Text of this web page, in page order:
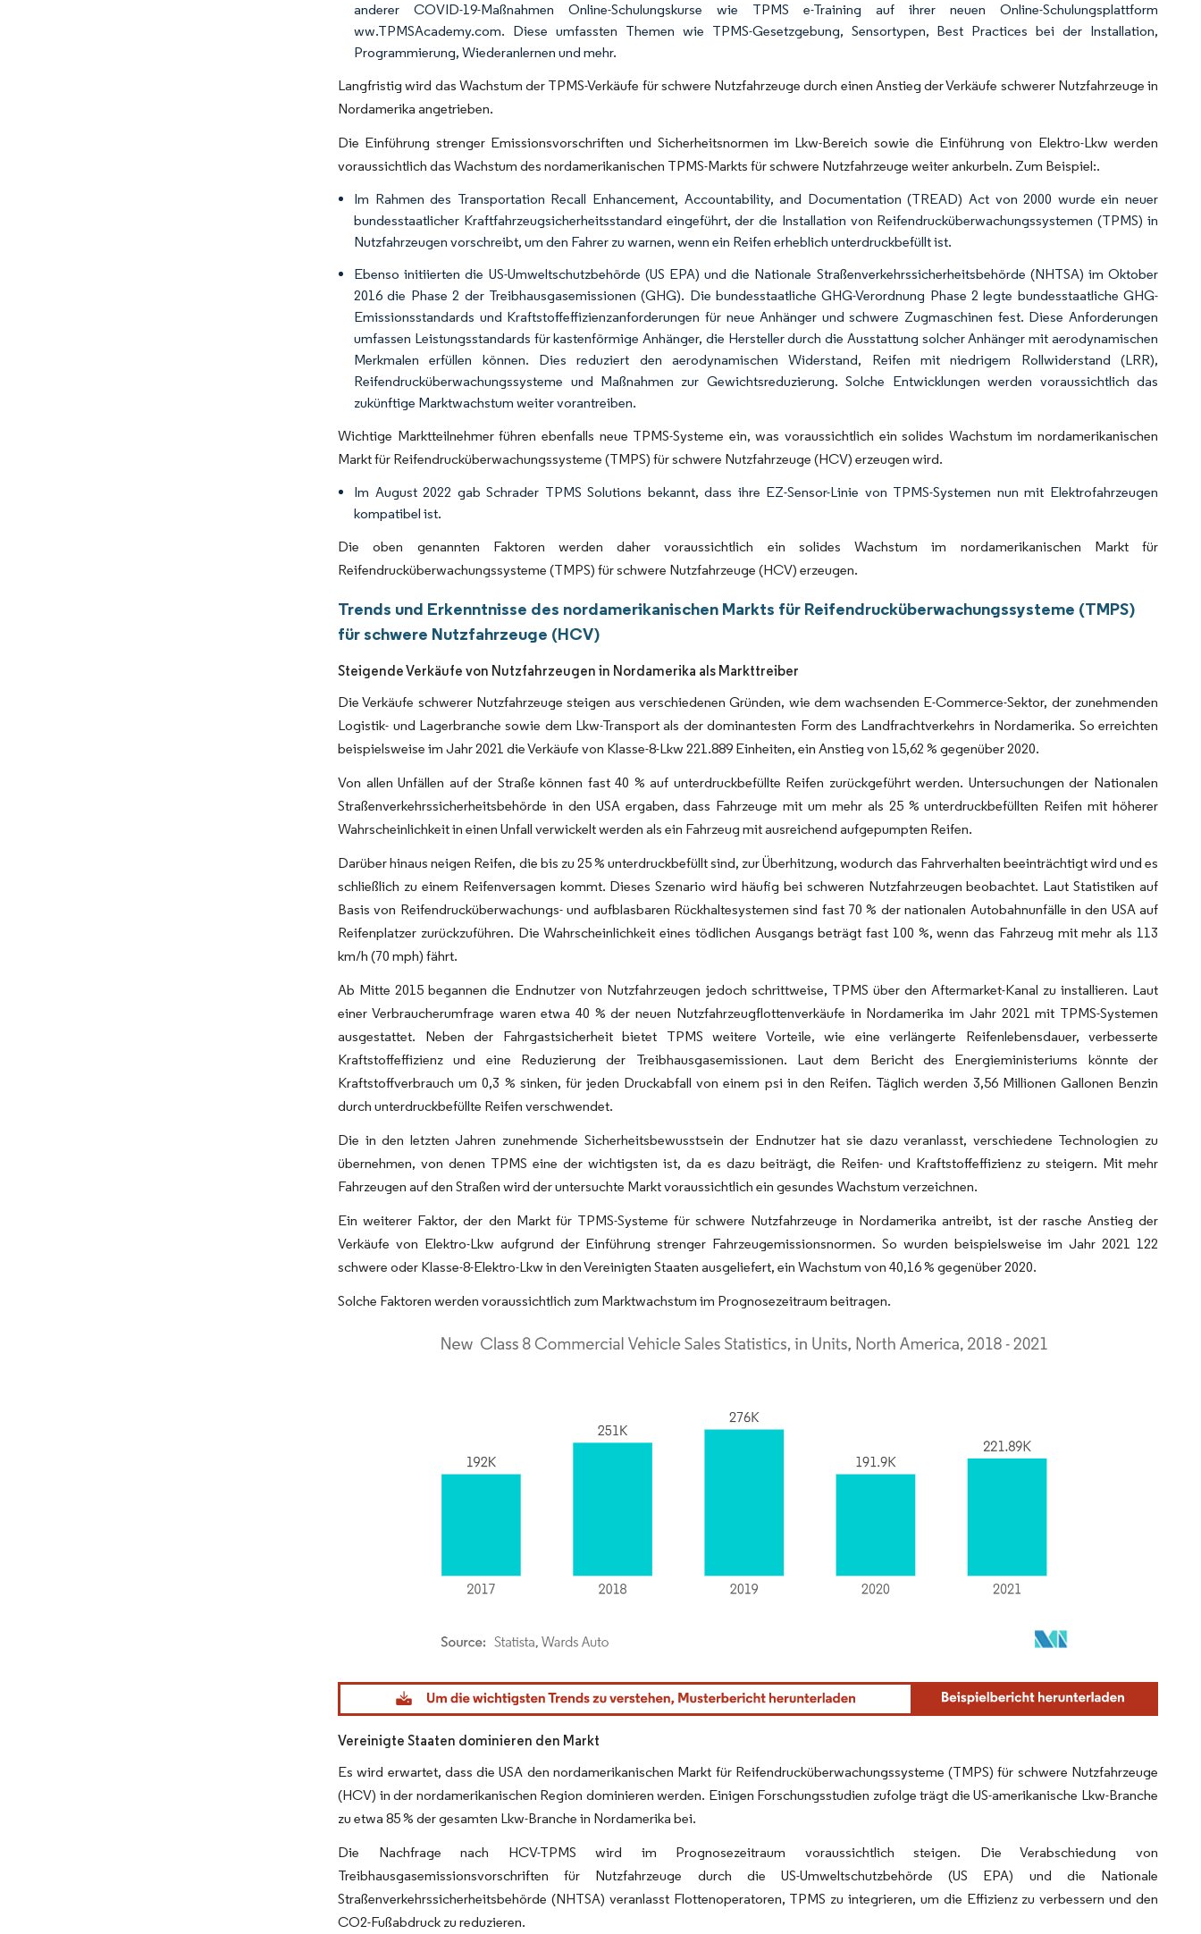
anderer COVID-19-Maßnahmen Online-Schulungskurse wie TPMS e-Training auf ihrer neuen Online-Schulungsplattform
ww.TPMSAcademy.com. Diese umfassten Themen wie TPMS-Gesetzgebung, Sensortypen, Best Practices bei der Installation,
Programmierung, Wiederanlernen und mehr.
Langfristig wird das Wachstum der TPMS-Verkäufe für schwere Nutzfahrzeuge durch einen Anstieg der Verkäufe schwerer Nutzfahrzeuge in
Nordamerika angetrieben.
Die Einführung strenger Emissionsvorschriften und Sicherheitsnormen im Lkw-Bereich sowie die Einführung von Elektro-Lkw werden
voraussichtlich das Wachstum des nordamerikanischen TPMS-Markts für schwere Nutzfahrzeuge weiter ankurbeln. Zum Beispiel:.
Im Rahmen des Transportation Recall Enhancement, Accountability, and Documentation (TREAD) Act von 2000 wurde ein neuer
bundesstaatlicher Kraftfahrzeugsicherheitsstandard eingeführt, der die Installation von Reifendrucküberwachungssystemen (TPMS) in
Nutzfahrzeugen vorschreibt, um den Fahrer zu warnen, wenn ein Reifen erheblich unterdruckbefüllt ist.
Ebenso initiierten die US-Umweltschutzbehörde (US EPA) und die Nationale Straßenverkehrssicherheitsbehörde (NHTSA) im Oktober
2016 die Phase 2 der Treibhausgasemissionen (GHG). Die bundesstaatliche GHG-Verordnung Phase 2 legte bundesstaatliche GHG-
Emissionsstandards und Kraftstoffeffizienzanforderungen für neue Anhänger und schwere Zugmaschinen fest. Diese Anforderungen
umfassen Leistungsstandards für kastenförmige Anhänger, die Hersteller durch die Ausstattung solcher Anhänger mit aerodynamischen
Merkmalen erfüllen können. Dies reduziert den aerodynamischen Widerstand, Reifen mit niedrigem Rollwiderstand (LRR),
Reifendrucküberwachungssysteme und Maßnahmen zur Gewichtsreduzierung. Solche Entwicklungen werden voraussichtlich das
zukünftige Marktwachstum weiter vorantreiben.
Wichtige Marktteilnehmer führen ebenfalls neue TPMS-Systeme ein, was voraussichtlich ein solides Wachstum im nordamerikanischen
Markt für Reifendrucküberwachungssysteme (TMPS) für schwere Nutzfahrzeuge (HCV) erzeugen wird.
Im August 2022 gab Schrader TPMS Solutions bekannt, dass ihre EZ-Sensor-Linie von TPMS-Systemen nun mit Elektrofahrzeugen
kompatibel ist.
Die oben genannten Faktoren werden daher voraussichtlich ein solides Wachstum im nordamerikanischen Markt für
Reifendrucküberwachungssysteme (TMPS) für schwere Nutzfahrzeuge (HCV) erzeugen.
Trends und Erkenntnisse des nordamerikanischen Markts für Reifendrucküberwachungssysteme (TMPS)
für schwere Nutzfahrzeuge (HCV)
Steigende Verkäufe von Nutzfahrzeugen in Nordamerika als Markttreiber
Die Verkäufe schwerer Nutzfahrzeuge steigen aus verschiedenen Gründen, wie dem wachsenden E-Commerce-Sektor, der zunehmenden
Logistik- und Lagerbranche sowie dem Lkw-Transport als der dominantesten Form des Landfrachtverkehrs in Nordamerika. So erreichten
beispielsweise im Jahr 2021 die Verkäufe von Klasse-8-Lkw 221.889 Einheiten, ein Anstieg von 15,62 % gegenüber 2020.
Von allen Unfällen auf der Straße können fast 40 % auf unterdruckbefüllte Reifen zurückgeführt werden. Untersuchungen der Nationalen
Straßenverkehrssicherheitsbehörde in den USA ergaben, dass Fahrzeuge mit um mehr als 25 % unterdruckbefüllten Reifen mit höherer
Wahrscheinlichkeit in einen Unfall verwickelt werden als ein Fahrzeug mit ausreichend aufgepumpten Reifen.
Darüber hinaus neigen Reifen, die bis zu 25 % unterdruckbefüllt sind, zur Überhitzung, wodurch das Fahrverhalten beeinträchtigt wird und es
schließlich zu einem Reifenversagen kommt. Dieses Szenario wird häufig bei schweren Nutzfahrzeugen beobachtet. Laut Statistiken auf
Basis von Reifendrucküberwachungs- und aufblasbaren Rückhaltesystemen sind fast 70 % der nationalen Autobahnunfälle in den USA auf
Reifenplatzer zurückzuführen. Die Wahrscheinlichkeit eines tödlichen Ausgangs beträgt fast 100 %, wenn das Fahrzeug mit mehr als 113
km/h (70 mph) fährt.
Ab Mitte 2015 begannen die Endnutzer von Nutzfahrzeugen jedoch schrittweise, TPMS über den Aftermarket-Kanal zu installieren. Laut
einer Verbraucherumfrage waren etwa 40 % der neuen Nutzfahrzeugflottenverkäufe in Nordamerika im Jahr 2021 mit TPMS-Systemen
ausgestattet. Neben der Fahrgastsicherheit bietet TPMS weitere Vorteile, wie eine verlängerte Reifenlebensdauer, verbesserte
Kraftstoffeffizienz und eine Reduzierung der Treibhausgasemissionen. Laut dem Bericht des Energieministeriums könnte der
Kraftstoffverbrauch um 0,3 % sinken, für jeden Druckabfall von einem psi in den Reifen. Täglich werden 3,56 Millionen Gallonen Benzin
durch unterdruckbefüllte Reifen verschwendet.
Die in den letzten Jahren zunehmende Sicherheitsbewusstsein der Endnutzer hat sie dazu veranlasst, verschiedene Technologien zu
übernehmen, von denen TPMS eine der wichtigsten ist, da es dazu beiträgt, die Reifen- und Kraftstoffeffizienz zu steigern. Mit mehr
Fahrzeugen auf den Straßen wird der untersuchte Markt voraussichtlich ein gesundes Wachstum verzeichnen.
Ein weiterer Faktor, der den Markt für TPMS-Systeme für schwere Nutzfahrzeuge in Nordamerika antreibt, ist der rasche Anstieg der
Verkäufe von Elektro-Lkw aufgrund der Einführung strenger Fahrzeugemissionsnormen. So wurden beispielsweise im Jahr 2021 122
schwere oder Klasse-8-Elektro-Lkw in den Vereinigten Staaten ausgeliefert, ein Wachstum von 40,16 % gegenüber 2020.
Solche Faktoren werden voraussichtlich zum Marktwachstum im Prognosezeitraum beitragen.
Bild © Mordor Intelligence. Wiederverwendung erfordert Namensnennung gemäß CC BY 4.0.
Vereinigte Staaten dominieren den Markt
Es wird erwartet, dass die USA den nordamerikanischen Markt für Reifendrucküberwachungssysteme (TMPS) für schwere Nutzfahrzeuge
(HCV) in der nordamerikanischen Region dominieren werden. Einigen Forschungsstudien zufolge trägt die US-amerikanische Lkw-Branche
zu etwa 85 % der gesamten Lkw-Branche in Nordamerika bei.
Die Nachfrage nach HCV-TPMS wird im Prognosezeitraum voraussichtlich steigen. Die Verabschiedung von
Treibhausgasemissionsvorschriften für Nutzfahrzeuge durch die US-Umweltschutzbehörde (US EPA) und die Nationale
Straßenverkehrssicherheitsbehörde (NHTSA) veranlasst Flottenoperatoren, TPMS zu integrieren, um die Effizienz zu verbessern und den
CO2-Fußabdruck zu reduzieren.